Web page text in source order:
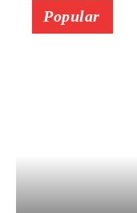
Popular